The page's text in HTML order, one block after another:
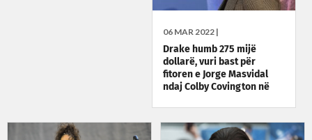
06 MAR 2022 |
Drake humb 275 mijë
dollarë, vuri bast për
fitoren e Jorge Masvidal
ndaj Colby Covington në